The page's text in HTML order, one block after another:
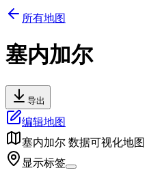
所有地图
塞内加尔
导出
编辑地图
塞内加尔 数据可视化地图
显示标签